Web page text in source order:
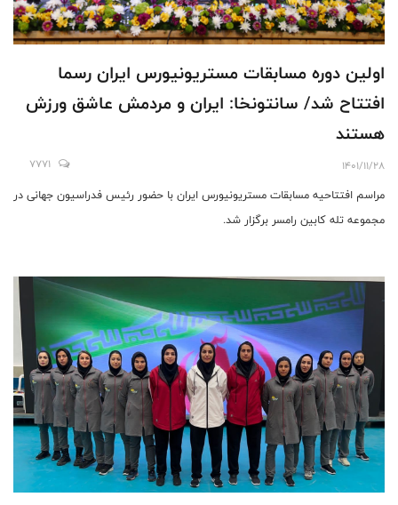
اولین دوره مسابقات مستریونیورس ایران رسما
افتتاح شد/ سانتونخا: ایران و مردمش عاشق ورزش
هستند
1401/11/28
7771
مراسم افتتاحیه مسابقات مستریونیورس ایران با حضور رئیس فدراسیون جهانی در
مجموعه تله کابین رامسر برگزار شد.